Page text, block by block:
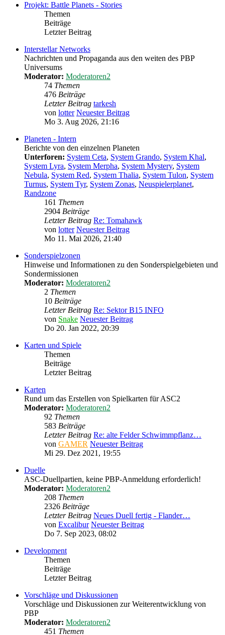
Projekt: Battle Planets - Stories
Themen
Beiträge
Letzter Beitrag
Interstellar Networks
Nachrichten und Propaganda aus den weiten des PBP
Universums
Moderator: Moderatoren2
74 Themen
476 Beiträge
Letzter Beitrag tarkesh
von lotter Neuester Beitrag
Mo 3. Aug 2026, 21:16
Planeten - Intern
Berichte von den einzelnen Planeten
Unterforen: System Ceta, System Grando, System Khal,
System Lyra, System Merpha, System Mystery, System
Nebula, System Red, System Thalia, System Tulon, System
Turnus, System Tyr, System Zonas, Neuspielerplanet,
Randzone
161 Themen
2904 Beiträge
Letzter Beitrag Re: Tomahawk
von lotter Neuester Beitrag
Mo 11. Mai 2026, 21:40
Sonderspielzonen
Hinweise und Informationen zu den Sonderspielgebieten und
Sondermissionen
Moderator: Moderatoren2
2 Themen
10 Beiträge
Letzter Beitrag Re: Sektor B15 INFO
von Snake Neuester Beitrag
Do 20. Jan 2022, 20:39
Karten und Spiele
Themen
Beiträge
Letzter Beitrag
Karten
Rund um das Erstellen von Spielkarten für ASC2
Moderator: Moderatoren2
92 Themen
583 Beiträge
Letzter Beitrag Re: alte Felder Schwimmpflanz…
von GAMER Neuester Beitrag
Mi 29. Dez 2021, 19:55
Duelle
ASC-Duellpartien, keine PBP-Anmeldung erforderlich!
Moderator: Moderatoren2
208 Themen
2326 Beiträge
Letzter Beitrag Neues Duell fertig - Flander…
von Excalibur Neuester Beitrag
Do 7. Sep 2023, 08:02
Development
Themen
Beiträge
Letzter Beitrag
Vorschläge und Diskussionen
Vorschläge und Diskussionen zur Weiterentwicklung von
PBP
Moderator: Moderatoren2
451 Themen